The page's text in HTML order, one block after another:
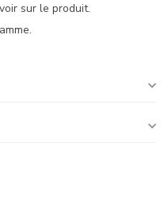
sur le produit.